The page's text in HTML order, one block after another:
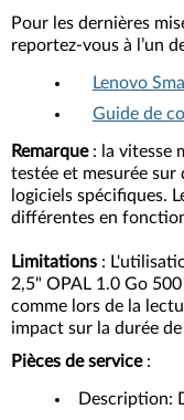
Pour les dernières
reportez-vous à l’un
Lenovo
Guide de
Remarque: la vitesse
testée et mesurée sur
logiciels spécifiques.
différentes en
Limitations :
2,5" OPAL 1.0 Go
comme lors de la
impact sur la durée
Pièces de service:
Description: